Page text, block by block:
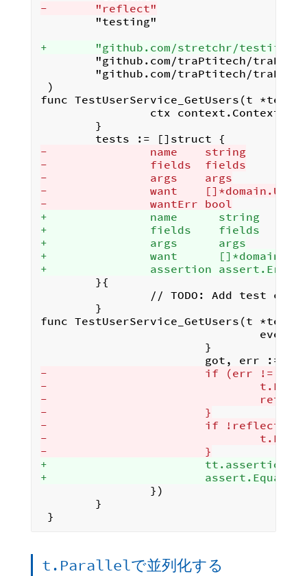
-       "reflect"
        "testing"
+       "github.com/stretchr/testify/
"github.com/traPtitech/
"github.com/traPtitech/
)
func TestUserService_GetUsers(t
                ctx context.Context
        }
-               name    string
-               fields  fields
-               args    args
-               want    []*domain.User
-               wantErr bool
+               name      string
+               fields    fields
+               args      args
+               want
+               assertion
        }{
// TODO: Add test
        }
func TestUserService_GetUsers(t
event:
                        }
-                       if (err != nil)
-
-                               return
-                       }
-                       if
-
-                       }
+                       tt.assertion(t,
+                       assert.Equal(t,
                })
        }
t.Parallelで並列化する